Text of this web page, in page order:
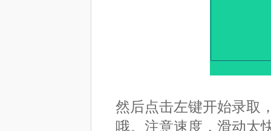
然后点击左键开始录取
哦。注意速度，滑动太